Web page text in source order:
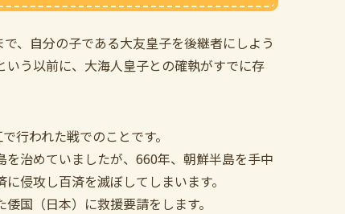
、自分の子である大友皇子を後継者にしよう
う以前に、大海人皇子との確執がすでに存
行われた戦でのことです。
治めていましたが、660年、朝鮮半島を手中
侵攻し百済を滅ぼしてしまいます。
国（日本）に救援要請をします。